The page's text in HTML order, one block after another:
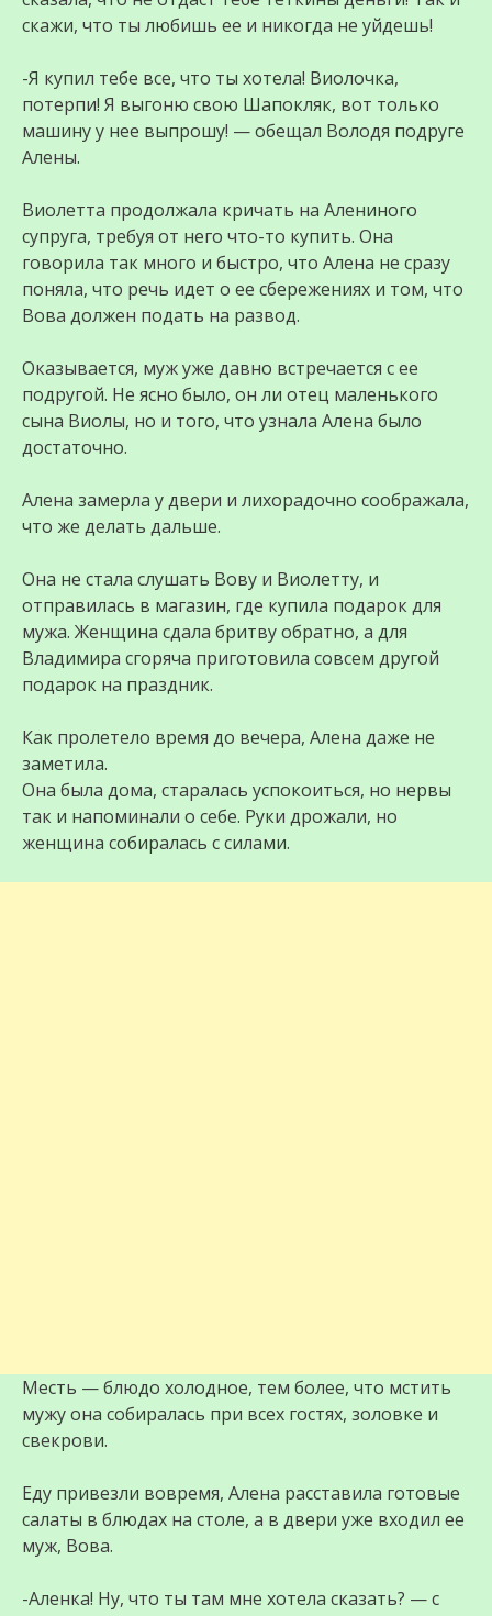
скажи, что ты любишь ее и никогда не уйдешь!
-Я купил тебе все, что ты хотела! Виолочка,
потерпи! Я выгоню свою Шапокляк, вот только
машину у нее выпрошу! — обещал Володя подруге
Алены.
Виолетта продолжала кричать на Алениного
супруга, требуя от него что-то купить. Она
говорила так много и быстро, что Алена не сразу
поняла, что речь идет о ее сбережениях и том, что
Вова должен подать на развод.
Оказывается, муж уже давно встречается с ее
подругой. Не ясно было, он ли отец маленького
сына Виолы, но и того, что узнала Алена было
достаточно.
Алена замерла у двери и лихорадочно соображала,
что же делать дальше.
Она не стала слушать Вову и Виолетту, и
отправилась в магазин, где купила подарок для
мужа. Женщина сдала бритву обратно, а для
Владимира сгоряча приготовила совсем другой
подарок на праздник.
Как пролетело время до вечера, Алена даже не
заметила.
Она была дома, старалась успокоиться, но нервы
так и напоминали о себе. Руки дрожали, но
женщина собиралась с силами.
Месть — блюдо холодное, тем более, что мстить
мужу она собиралась при всех гостях, золовке и
свекрови.
Еду привезли вовремя, Алена расставила готовые
салаты в блюдах на столе, а в двери уже входил ее
муж, Вова.
-Аленка! Ну, что ты там мне хотела сказать? — с